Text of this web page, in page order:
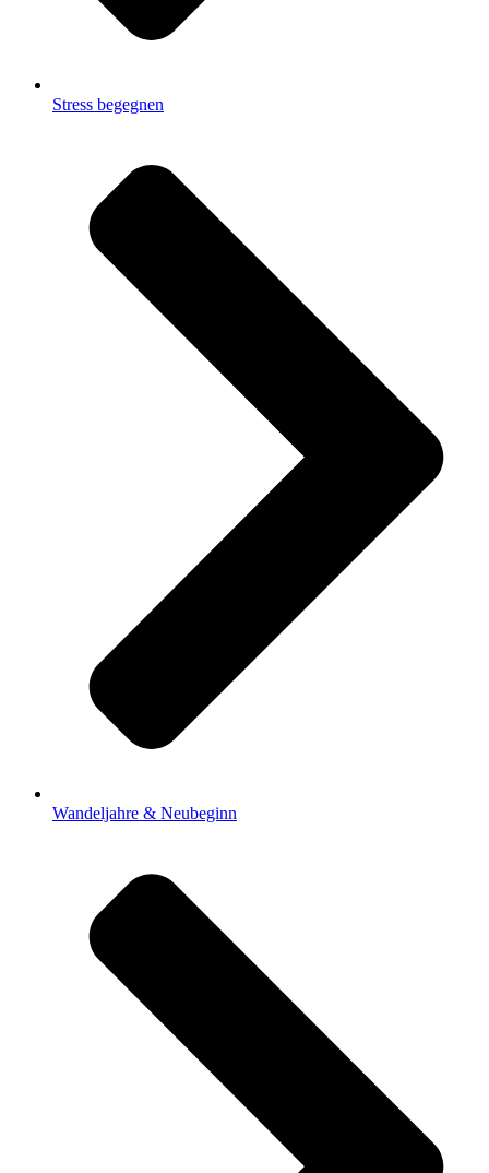
Stress begegnen
Wandeljahre & Neubeginn